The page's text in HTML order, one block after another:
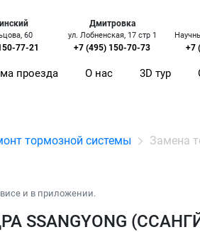
60
77-21
Дмитровка
ул. Лобненская, 17 стр 1
+7 (495) 150-70-73 +7
проезда О нас 3D тур
тормозной системы Замена
и в приложении.